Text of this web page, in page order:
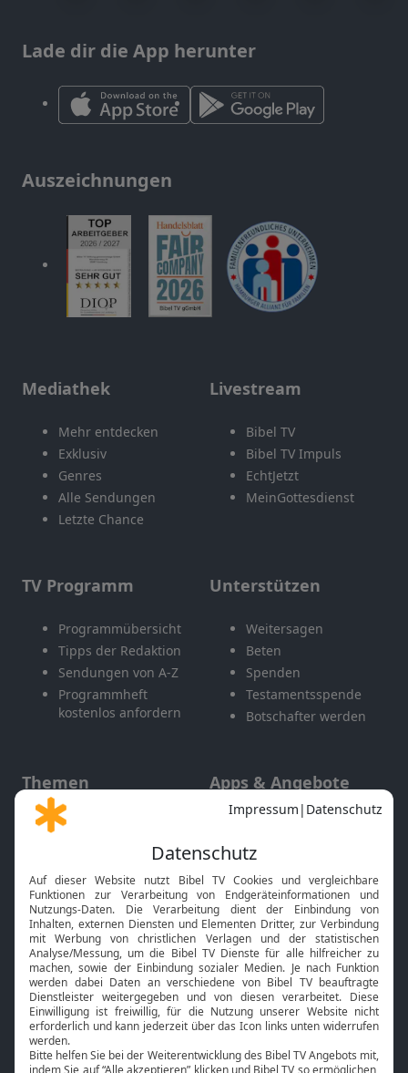
Lade dir die App herunter
Auszeichnungen
Mediathek
Mehr entdecken
Exklusiv
Genres
Alle Sendungen
Letzte Chance
Livestream
Bibel TV
Bibel TV Impuls
EchtJetzt
MeinGottesdienst
TV Programm
Programmübersicht
Tipps der Redaktion
Sendungen von A-Z
Programmheft
kostenlos anfordern
Unterstützen
Weitersagen
Beten
Spenden
Testamentsspende
Botschafter werden
Themen
Gott und Bibel erklärt
Neuigkeiten
Apps & Angebote
Mobile App
Smart TV
HbbTV
Bibelthek Online-Bibel
Nächster Gottesdienst
Bibel TV
Über uns
Service
Kontakt